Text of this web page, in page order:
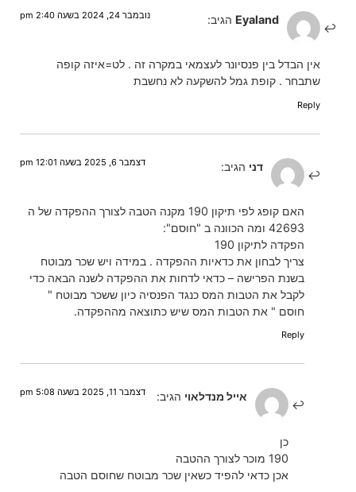
Eyaland הגיב: נובמבר 24, 2024 בשעה 2:40 pm
אין הבדל בין פנסיונר לעצמאי במקרה זה . לט=איזה קופה
שתבחר . קופת גמל להשקעה לא נחשבת
Reply
דני הגיב: דצמבר 6, 2025 בשעה 12:01 pm
האם קופג לפי תיקון 190 מקנה הטבה לצורך ההפקדה של ה
42693 ומה הכוונה ב "חוסם":
הפקדה לתיקון 190
צריך לבחון את כדאיות ההפקדה . במידה ויש שכר מבוטח
בשנת הפרישה – כדאי לדחות את ההפקדה לשנה הבאה כדי
לקבל את הטבות המס כנגד הפנסיה כיון ששכר מבוטח "
חוסם " את הטבות המס שיש כתוצאה מההפקדה.
Reply
אייל מנדלאוי הגיב: דצמבר 11, 2025 בשעה 5:08 pm
כן
190 מוכר לצורך ההטבה
אכן כדאי להפיד כשאין שכר מבוטח שחוסם הטבה